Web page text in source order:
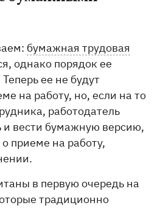
бумажная трудовая
однако порядок ее
ее не будут
на работу, но, если на то
работодатель
вести бумажную версию,
приеме на работу,
в первую очередь на
традиционно